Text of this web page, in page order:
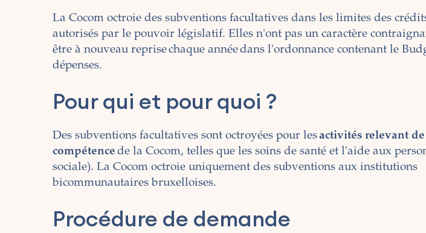
La Cocom octroie des subventions facultatives dans les limites des
autorisés par le pouvoir législatif. Elles n'ont pas un caractère
être à nouveau reprise chaque année dans l'ordonnance contenant le
dépenses.
Pour qui et pour quoi ?
Des subventions facultatives sont octroyées pour lesactivités relevant
compétence de la Cocom, telles que les soins de santé et l'aide aux
sociale). La Cocom octroie uniquement des subventions aux institutions
bicommunautaires bruxelloises.
Procédure de demande